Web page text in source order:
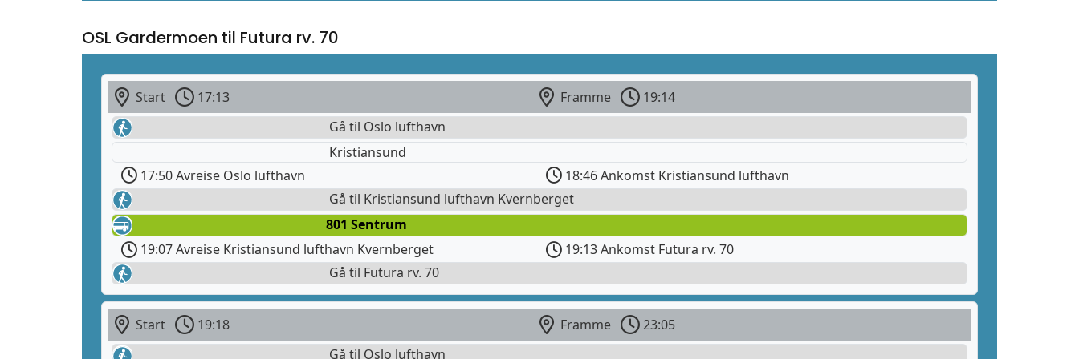
OSL Gardermoen til Futura rv. 70
Start 17:13 Framme
19:14
Gå til Oslo lufthavn
Kristiansund
17:50 Avreise Oslo lufthavn
18:46 Ankomst Kristiansund lufthavn
Gå til Kristiansund lufthavn Kvernberget
801 Sentrum
19:07 Avreise Kristiansund lufthavn Kvernberget
19:13 Ankomst Futura rv. 70
Gå til Futura rv. 70
Start 19:18 Framme
23:05
Gå til Oslo lufthavn